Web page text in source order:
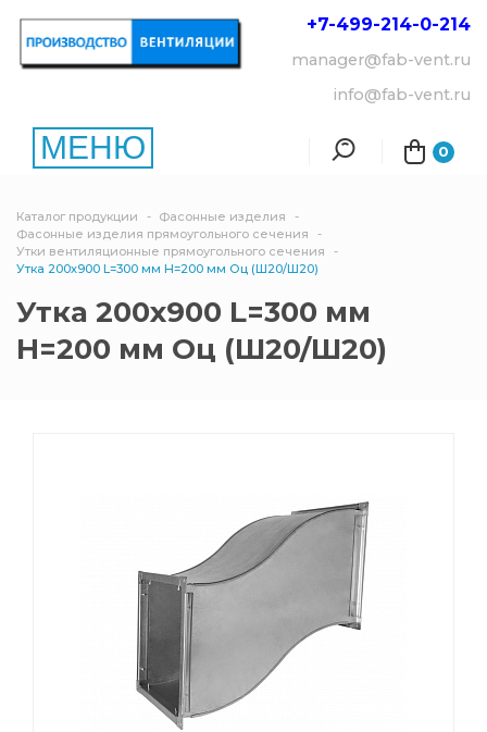
МЕНЮ 0
+7-499-214-0-214
manager@fab-vent.ru
info@fab-vent.ru
Каталог продукции
Фасонные изделия
Фасонные изделия прямоугольного сечения
Утки вентиляционные прямоугольного сечения
Утка 200х900 L=300 мм Н=200 мм Оц (Ш20/Ш20)
Утка 200х900 L=300 мм
Н=200 мм Оц (Ш20/Ш20)